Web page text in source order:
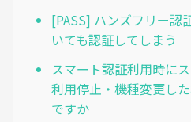
[PASS] ハンズフリー認
いても認証してしまう
スマート認証利用時に
利用停止・機種変更し
ですか